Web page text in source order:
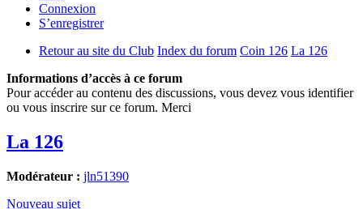
Connexion
S’enregistrer
Retour au site du Club Index du forum Coin 126 La 126
Informations d’accès à ce forum
Pour accéder au contenu des discussions, vous devez vous identifier
ou vous inscrire sur ce forum. Merci
La 126
Modérateur : jln51390
Nouveau sujet